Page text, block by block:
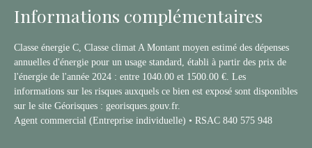
Informations complémentaires
Classe énergie C, Classe climat A Montant moyen estimé des dépenses
annuelles d'énergie pour un usage standard, établi à partir des prix de
l'énergie de l'année 2024 : entre 1040.00 et 1500.00 €. Les
informations sur les risques auxquels ce bien est exposé sont disponibles
sur le site Géorisques : georisques.gouv.fr.
Agent commercial (Entreprise individuelle) • RSAC 840 575 948